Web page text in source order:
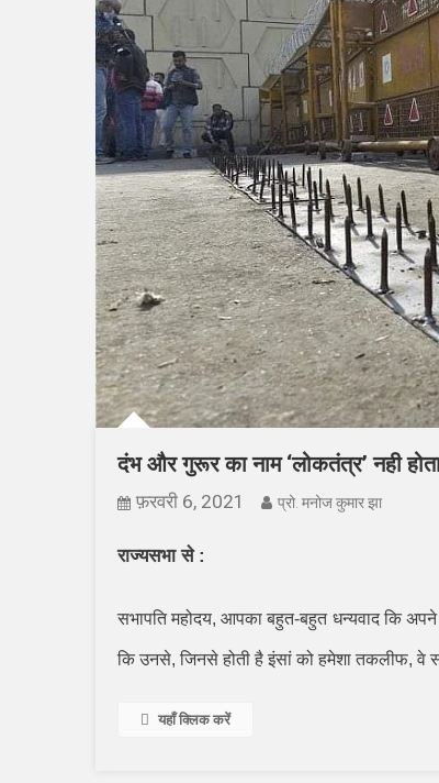
दंभ और गुरूर का नाम ‘लोकतंत्र’ नही
फ़रवरी 6, 2021 प्रो. मनोज कुमार झा
राज्यसभा से:
सभापति महोदय, आपका बहुत-बहुत धन्यवाद कि अपने
कि उनसे, जिनसे होती है इंसां को हमेशा तकलीफ, वे
यहाँ क्लिक करें